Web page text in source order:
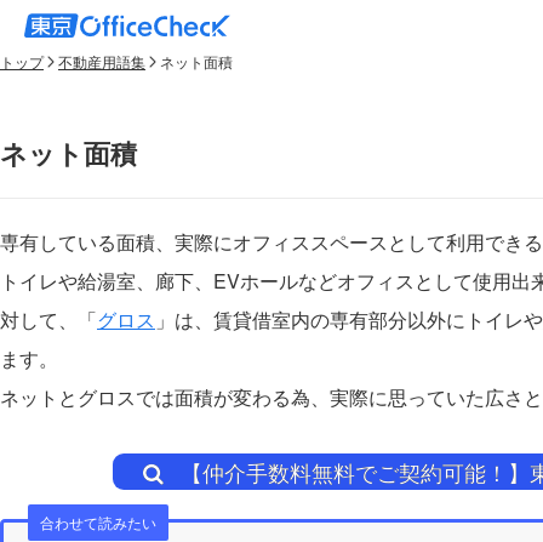
トップ 不動産用語集 ネット面積
ネット面積
専有している面積、実際にオフィススペースとして利用でき
トイレや給湯室、廊下、EVホールなどオフィスとして使用
対して、「グロス 」は、賃貸借室内の専有部分以外にトイレ
ます。
ネットとグロスでは面積が変わる為、実際に思っていた広さ
【仲介手数料無料でご契約可能！
合わせて読みたい